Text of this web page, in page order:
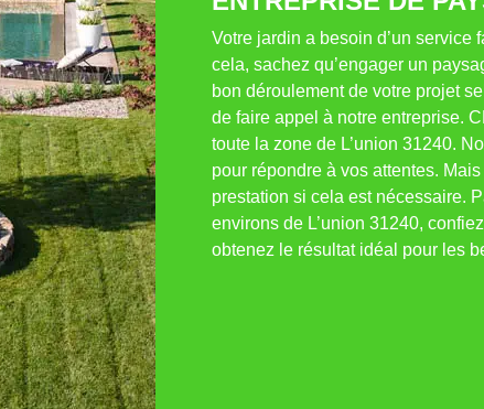
Votre jardin a besoin d’un service
cela, sachez qu’engager un
bon déroulement de votre projet
de faire appel à notre entreprise.
toute la zone de L’union 31240.
pour répondre à vos attentes.
prestation si cela est nécessaire.
environs de L’union 31240,
obtenez le résultat idéal pour les